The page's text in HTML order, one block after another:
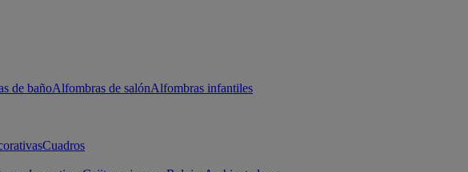
de bañoAlfombras de salónAlfombras infantiles
Cuadros